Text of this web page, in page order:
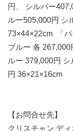
円、 シルバー
ルー505,000円
73×44×22cm 「パ
ブルー 各
ルー 379,000円
円 36×21×16cm
【お問合せ先】
クリスチャン デ